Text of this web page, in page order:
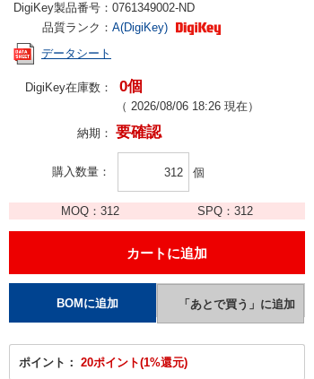
DigiKey製品番号： 0761349002-ND
品質ランク： A(DigiKey)
データシート
DigiKey在庫数： 0個
（ 2026/08/06 18:26 現在）
納期： 要確認
購入数量 個
MOQ：312 SPQ： 312
ポイント： 20ポイント(1%還元)